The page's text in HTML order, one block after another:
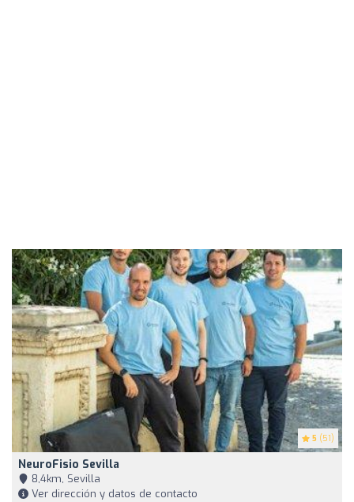
5 (51)
NeuroFisio Sevilla
8,4km, Sevilla
Ver dirección y datos de contacto